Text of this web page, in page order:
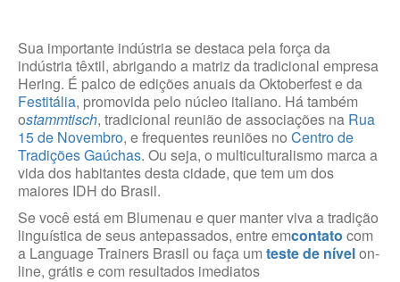
Sua importante indústria se destaca pela força da
indústria têxtil, abrigando a matriz da tradicional empresa
Hering. É palco de edições anuais da Oktoberfest e da
Festitália, promovida pelo núcleo italiano. Há também
ostammtisch, tradicional reunião de associações na Rua
15 de Novembro, e frequentes reuniões no Centro de
Tradições Gaúchas. Ou seja, o multiculturalismo marca a
vida dos habitantes desta cidade, que tem um dos
maiores IDH do Brasil.
Se você está em Blumenau e quer manter viva a tradição
linguística de seus antepassados, entre emcontato com
a Language Trainers Brasil ou faça um teste de nívelon-
line, grátis e com resultados imediatos